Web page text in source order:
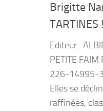
Brigitte
TARTINES !
Editeur :
PETITE
226-14995-3
Elles se
raffinées,